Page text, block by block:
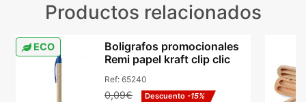
Productos relacionados
ECO
Boligrafos promocionales
Remi papel kraft clip clic
Ref: 65240
0,09€ Descuento -15%